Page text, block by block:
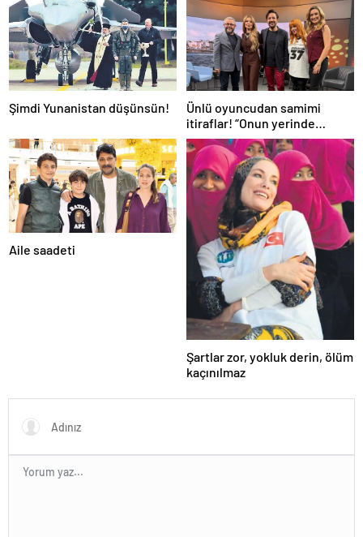
Şimdi Yunanistan düşünsün!
Ünlü oyuncudan samimi
itiraflar! “Onun yerinde
olsaydım diye çok düşündüm”
Aile saadeti
Şartlar zor, yokluk derin, ölüm
kaçınılmaz